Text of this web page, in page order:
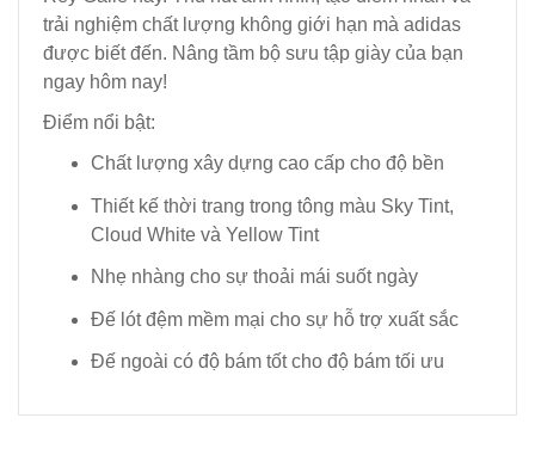
trải nghiệm chất lượng không giới hạn mà adidas
được biết đến. Nâng tầm bộ sưu tập giày của bạn
ngay hôm nay!
Điểm nổi bật:
Chất lượng xây dựng cao cấp cho độ bền
Thiết kế thời trang trong tông màu Sky Tint,
Cloud White và Yellow Tint
Nhẹ nhàng cho sự thoải mái suốt ngày
Đế lót đệm mềm mại cho sự hỗ trợ xuất sắc
Đế ngoài có độ bám tốt cho độ bám tối ưu